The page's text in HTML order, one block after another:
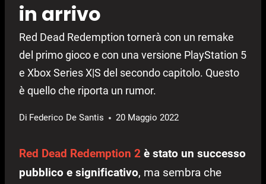
in arrivo
Red Dead Redemption tornerà con un remake
del primo gioco e con una versione PlayStation 5
e Xbox Series X|S del secondo capitolo. Questo
è quello che riporta un rumor.
Di Federico De Santis 20 Maggio 2022
Red Dead Redemption 2 è stato un successo
pubblico e significativo, ma sembra che